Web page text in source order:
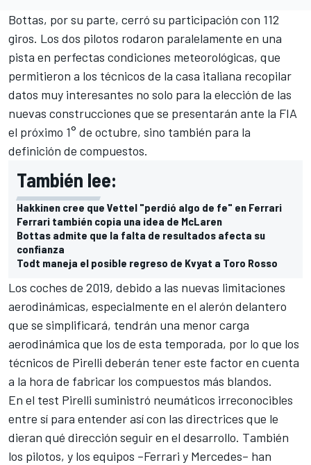
Bottas, por su parte, cerró su participación con 112
giros. Los dos pilotos rodaron paralelamente en una
pista en perfectas condiciones meteorológicas, que
permitieron a los técnicos de la casa italiana recopilar
datos muy interesantes no solo para la elección de las
nuevas construcciones que se presentarán ante la FIA
el próximo 1° de octubre, sino también para la
definición de compuestos.
También lee:
Hakkinen cree que Vettel "perdió algo de fe" en Ferrari
Ferrari también copia una idea de McLaren
Bottas admite que la falta de resultados afecta su
confianza
Todt maneja el posible regreso de Kvyat a Toro Rosso
Los coches de 2019, debido a las nuevas limitaciones
aerodinámicas, especialmente en el alerón delantero
que se simplificará, tendrán una menor carga
aerodinámica que los de esta temporada, por lo que los
técnicos de Pirelli deberán tener este factor en cuenta
a la hora de fabricar los compuestos más blandos.
En el test Pirelli suministró neumáticos irreconocibles
entre sí para entender así con las directrices que le
dieran qué dirección seguir en el desarrollo. También
los pilotos, y los equipos –Ferrari y Mercedes– han